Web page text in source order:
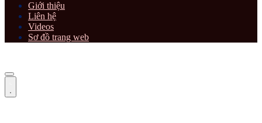
Giới thiệu
Liên hệ
Videos
Sơ đồ trang web